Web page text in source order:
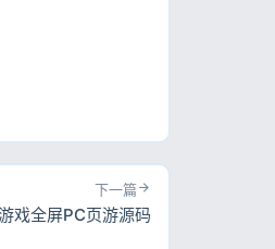
下一篇
戏全屏PC页游源码